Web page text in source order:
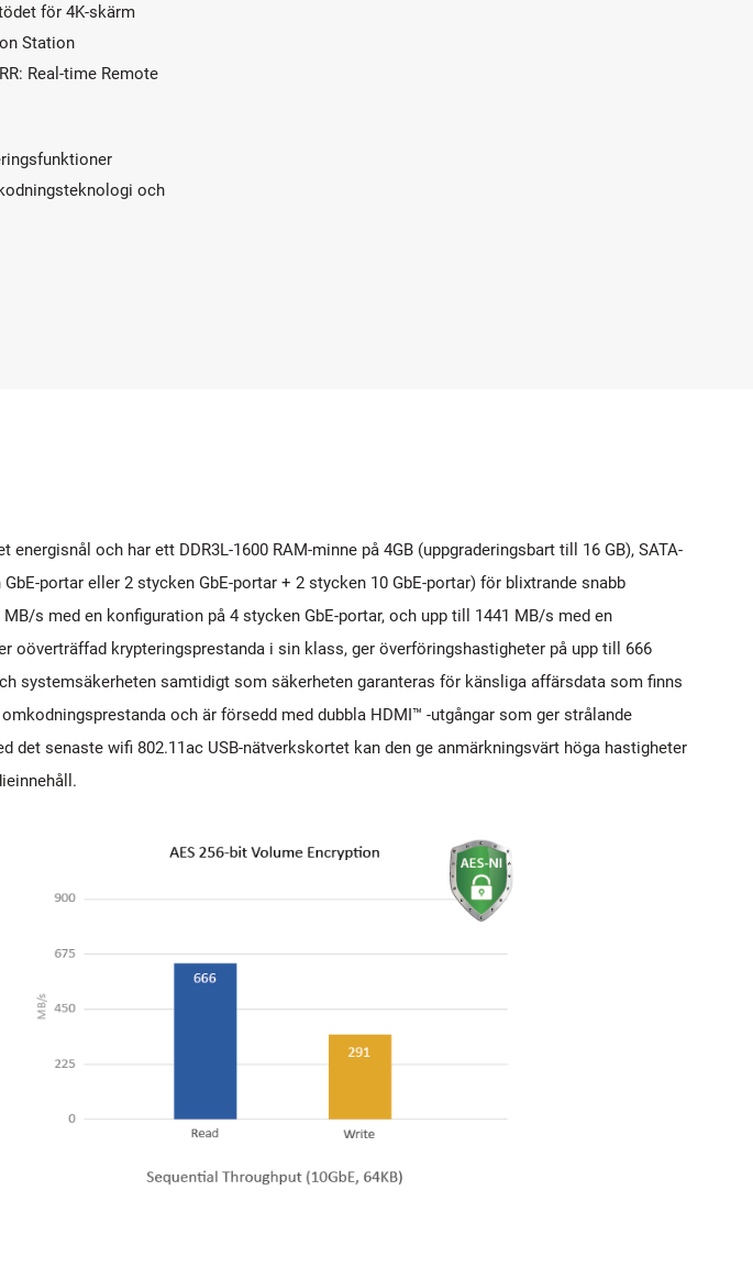
för 4K-skärm
Station
Real-time Remote
och
och har ett DDR3L-1600 RAM-minne på 4GB (uppgraderingsbart till 16 GB), SATA-
portar eller 2 stycken GbE-portar + 2 stycken 10 GbE-portar) för blixtrande snabb
s med en konfiguration på 4 stycken GbE-portar, och upp till 1441 MB/s med en
oöverträffad krypteringsprestanda i sin klass, ger överföringshastigheter på upp till 666
systemsäkerheten samtidigt som säkerheten garanteras för känsliga affärsdata som finns
och är försedd med dubbla HDMI™ -utgångar som ger strålande
senaste wifi 802.11ac USB-nätverkskortet kan den ge anmärkningsvärt höga hastigheter